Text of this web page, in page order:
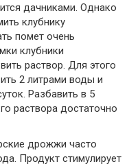
дачниками. Однако
клубнику
помет очень
клубники
раствор. Для этого
2 литрами воды и
Разбавить в 5
раствора достаточно
дрожжи часто
Продукт стимулирует